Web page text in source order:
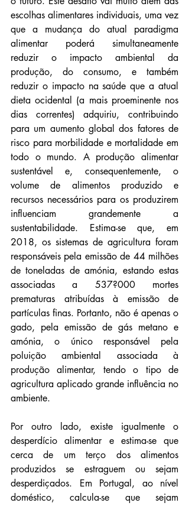
escolhas alimentares individuais, uma vez
que a mudança do atual paradigma
alimentar poderá simultaneamente
reduzir o impacto ambiental da
produção, do consumo, e também
reduzir o impacto na saúde que a atual
dieta ocidental (a mais proeminente nos
dias correntes) adquiriu, contribuindo
para um aumento global dos fatores de
risco para morbilidade e mortalidade em
todo o mundo. A produção alimentar
sustentável e, consequentemente, o
volume de alimentos produzido e
recursos necessários para os produzirem
influenciam grandemente a
sustentabilidade. Estima-se que, em
2018, os sistemas de agricultura foram
responsáveis pela emissão de 44 milhões
de toneladas de amónia, estando estas
associadas a 537?000 mortes
prematuras atribuídas à emissão de
partículas finas. Portanto, não é apenas o
gado, pela emissão de gás metano e
amónia, o único responsável pela
poluição ambiental associada à
produção alimentar, tendo o tipo de
agricultura aplicado grande influência no
ambiente.
Por outro lado, existe igualmente o
desperdício alimentar e estima-se que
cerca de um terço dos alimentos
produzidos se estraguem ou sejam
desperdiçados. Em Portugal, ao nível
doméstico, calcula-se que sejam